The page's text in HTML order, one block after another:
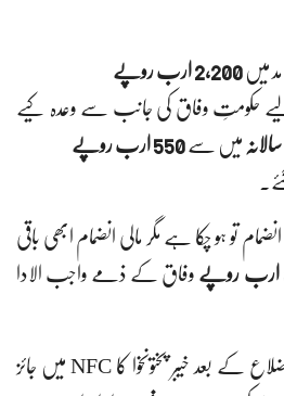
میں 2,200 ارب روپے
حکومتِ وفاق کی جانب سے وعدہ کیے
میں سے 550 ارب روپے
تو ہو چکا ہے مگر مالی انضمام ابھی باقی
وفاق کے ذمے واجب الادا
وزیرِاعلیٰ نے کہا کہ ضم شدہ اضلاع کے بعد خیبر پختونخوا کا NFC میں جائز